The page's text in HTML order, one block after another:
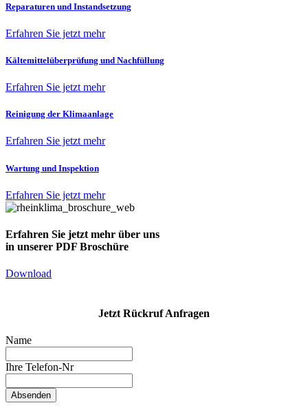
Reparaturen und Instandsetzung
Erfahren Sie jetzt mehr
Kältemittelüberprüfung und Nachfüllung
Erfahren Sie jetzt mehr
Reinigung der Klimaanlage
Erfahren Sie jetzt mehr
Wartung und Inspektion
Erfahren Sie jetzt mehr
Erfahren Sie jetzt mehr über uns
in unserer PDF Broschüre
Download
Jetzt Rückruf Anfragen
Name
Ihre Telefon-Nr